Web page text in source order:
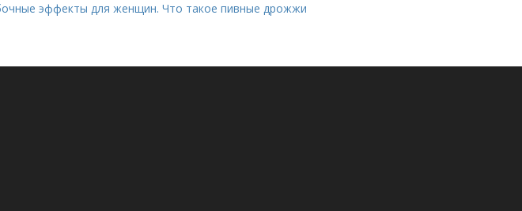
эффекты для женщин. Что такое пивные дрожжи